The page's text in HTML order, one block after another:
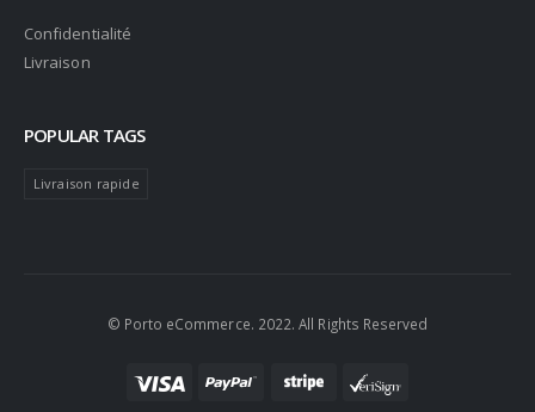
Confidentialité
Livraison
POPULAR TAGS
Livraison rapide
© Porto eCommerce. 2022. All Rights Reserved